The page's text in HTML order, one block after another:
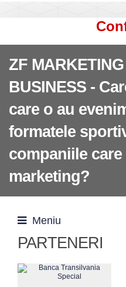
ZF
BUSINESS -
care o au
formatele
companiile
marketing?
Meniu
PARTENERI